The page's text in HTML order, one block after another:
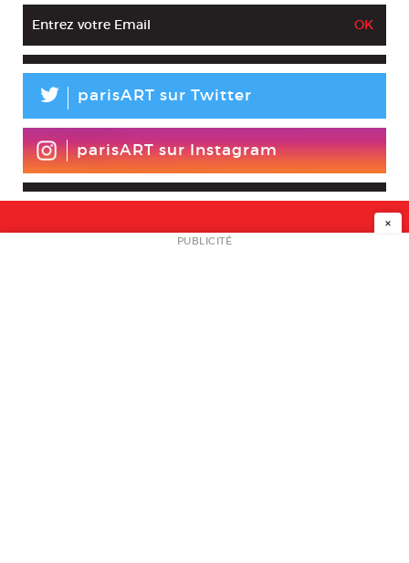
L parisART sur Twitter
parisART sur Instagram
NEWSLETTER
×
PUBLICITÉ